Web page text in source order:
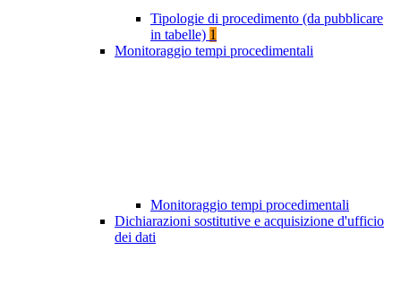
Tipologie di procedimento (da pubblicare
in tabelle) 1
Monitoraggio tempi procedimentali
Monitoraggio tempi procedimentali
Dichiarazioni sostitutive e acquisizione d'ufficio
dei dati